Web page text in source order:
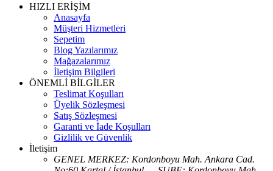
HIZLI ERİŞİM
Anasayfa
Müşteri Hizmetleri
Sepetim
Blog Yazılarımız
Mağazalarımız
İletişim Bilgileri
ÖNEMLİ BİLGİLER
Teslimat Koşulları
Üyelik Sözleşmesi
Satış Sözleşmesi
Garanti ve İade Koşulları
Gizlilik ve Güvenlik
İletişim
GENEL MERKEZ: Kordonboyu Mah. Ankara Cad.